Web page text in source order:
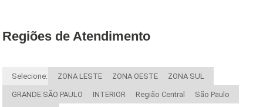
Regiões de Atendimento
Selecione: ZONA LESTE ZONA OESTE ZONA SUL
GRANDE SÃO PAULO INTERIOR Região Central São Paulo